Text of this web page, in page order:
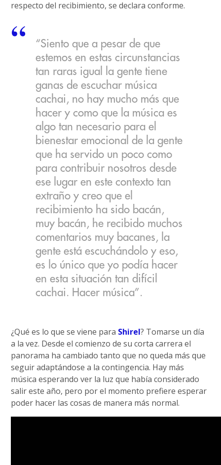
respecto del recibimiento, se declara conforme.
“Siento que a pesar de que
estemos en estas circunstancias
tan raras igual la gente tiene
ganas de escuchar música
cachai, no hay mucho más que
hacer y como que la música es
algo tan necesario para el
bienestar emocional de la gente
que ha servido un poco como
para contribuir nosotros desde
ese lugar en este contexto tan
extraño y creo que el
recibimiento ha sido bacán,
muy bacán, he recibido muchos
comentarios muy bacanes, la
gente está escuchándolo y eso,
es lo único que yo podía hacer
en esta situación tan difícil
cachai. Hacer música”.
¿Qué es lo que se viene para Shirel? Tomarse un día
a la vez. Desde el comienzo de su corta carrera el
panorama ha cambiado tanto que no queda más que
seguir adaptándose a la contingencia. Hay más
música esperando ver la luz que había considerado
salir este año, pero por el momento prefiere esperar
poder hacer las cosas de manera más normal.